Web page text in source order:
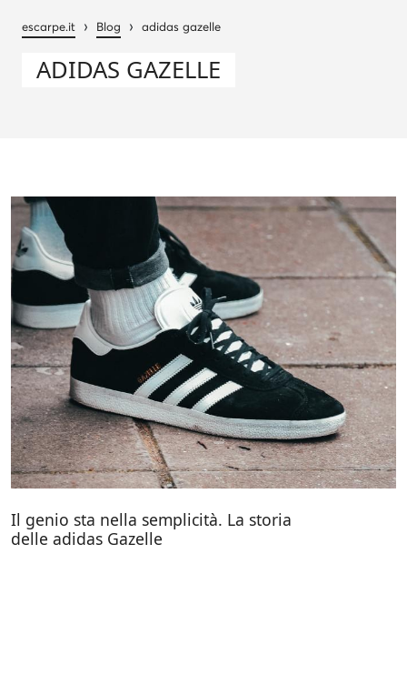
escarpe.it › Blog › adidas gazelle
ADIDAS GAZELLE
Il genio sta nella semplicità. La storia
delle adidas Gazelle